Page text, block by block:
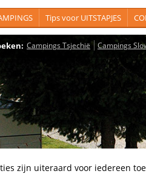
Tips voor UITSTAPJES
Campings Tsjechië Campings
uiteraard voor iedereen